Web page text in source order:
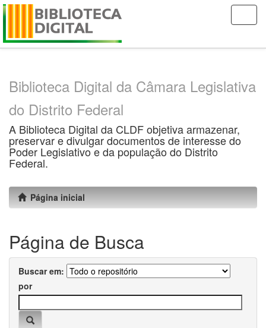
Skip
Biblioteca Digital da Câmara Legislativa
do Distrito Federal
A Biblioteca Digital da CLDF objetiva armazenar,
preservar e divulgar documentos de interesse do
Poder Legislativo e da população do Distrito
Federal.
Página inicial
Página de Busca
Buscar em:
por